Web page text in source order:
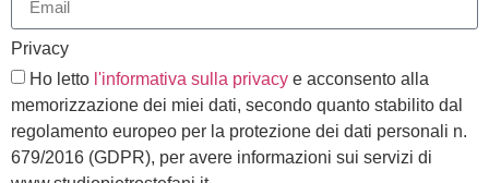
Privacy
Ho letto l'informativa sulla privacy e acconsento alla
memorizzazione dei miei dati, secondo quanto stabilito dal
regolamento europeo per la protezione dei dati personali n.
679/2016 (GDPR), per avere informazioni sui servizi di